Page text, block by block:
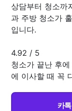
상담부터 청소까
과 주방 청소가
입니다.
4.92 / 5
청소가 끝난 후
에 이사할 때 꼭
카